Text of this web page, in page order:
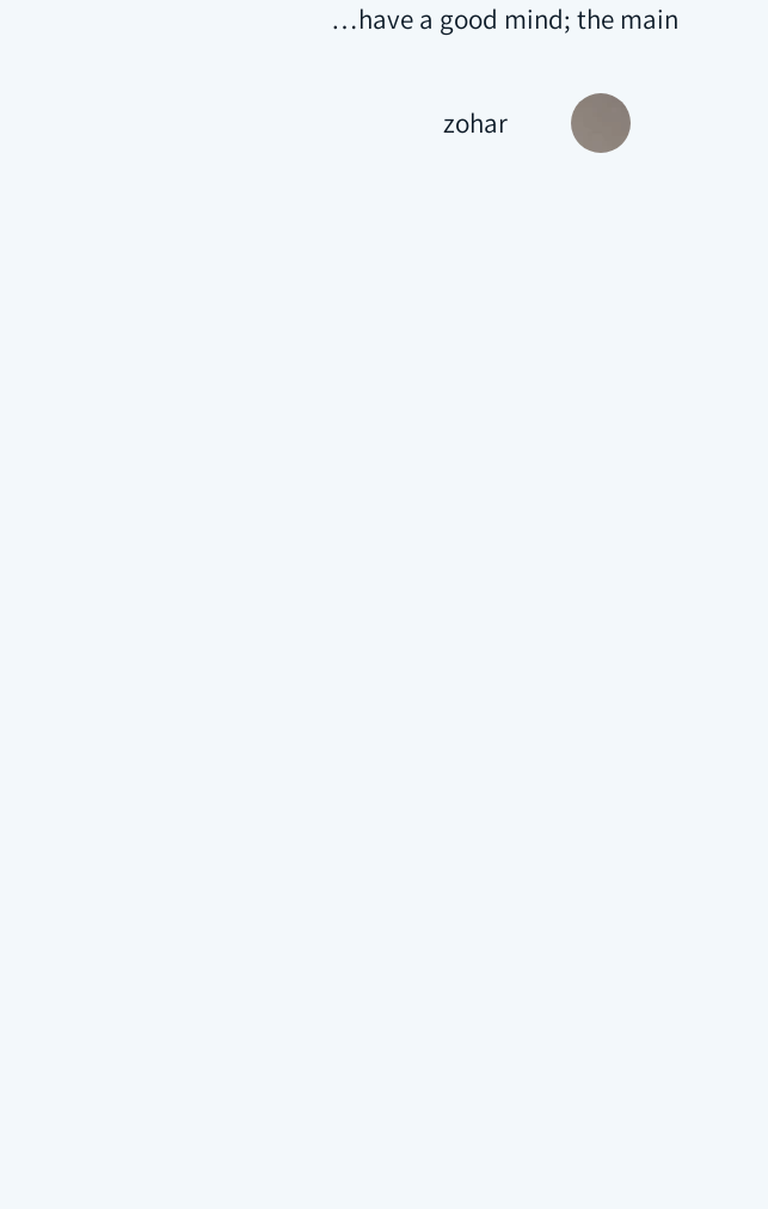
have a good mind; the main…
zohar